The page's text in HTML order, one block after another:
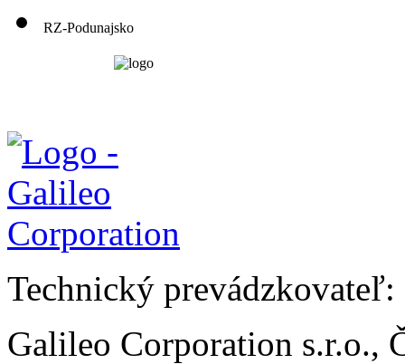
RZ-Podunajsko
Technický prevádzkovateľ:
Galileo Corporation s.r.o.,